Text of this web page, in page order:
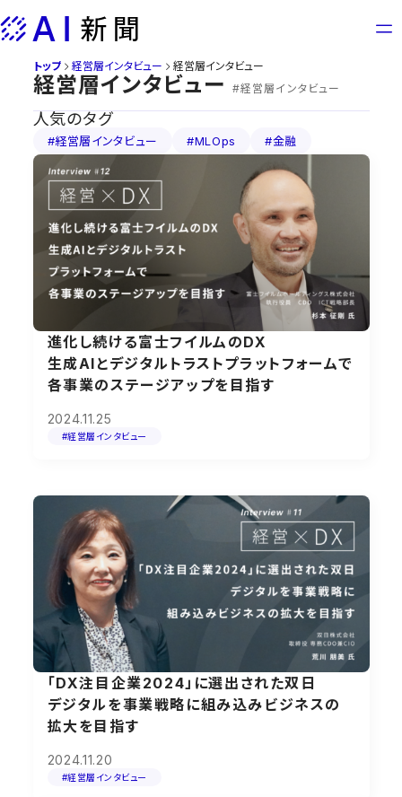
to
トップ 経営層インタビュー 経営層インタビュー
経営層インタビュー #経営層インタビュー
人気のタグ
#経営層インタビュー #MLOps #金融
進化し続ける富士フイルムのDX
生成AIとデジタルトラストプラットフォームで
各事業のステージアップを目指す
2024.11.25
#経営層インタビュー
「DX注目企業2024」に選出された双日
デジタルを事業戦略に組み込みビジネスの
拡大を目指す
2024.11.20
#経営層インタビュー